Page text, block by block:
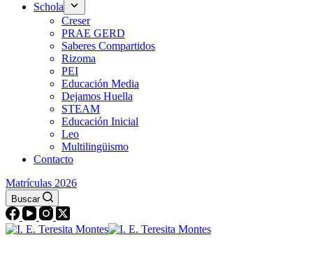
Schola
Creser
PRAE GERD
Saberes Compartidos
Rizoma
PEI
Educación Media
Dejamos Huella
STEAM
Educación Inicial
Leo
Multilingüismo
Contacto
Matrículas 2026
Buscar